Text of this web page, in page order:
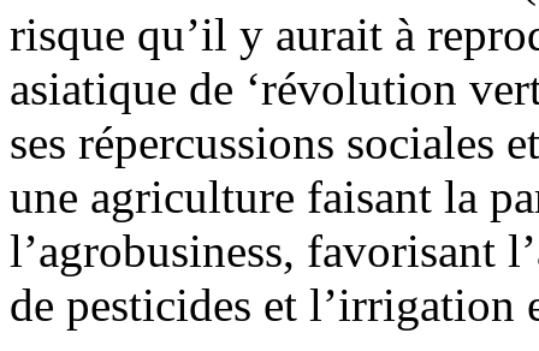
risque qu’il y aurait à
asiatique de ‘révolution
ses répercussions sociales
une agriculture faisant la
l’agrobusiness, favorisant
de pesticides et l’irrigation